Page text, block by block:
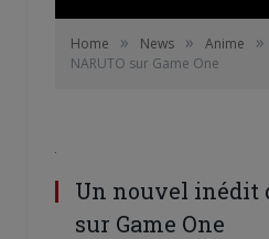
Home » News » Anime »
NARUTO sur Game One
Un nouvel inédit
sur Game One